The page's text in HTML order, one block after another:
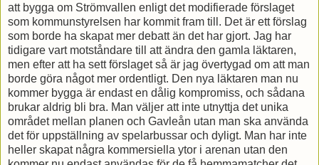
att bygga om Strömvallen enligt det modifierade förslaget
som kommunstyrelsen har kommit fram till. Det är ett förslag
som borde ha skapat mer debatt än det har gjort. Jag har
tidigare vart motståndare till att ändra den gamla läktaren,
men efter att ha sett förslaget så är jag övertygad om att man
borde göra något mer ordentligt. Den nya läktaren man nu
kommer bygga är endast en dålig kompromiss, och sådana
brukar aldrig bli bra. Man väljer att inte utnyttja det unika
området mellan planen och Gavleån utan man ska använda
det för uppställning av spelarbussar och dyligt. Man har inte
heller skapat några kommersiella ytor i arenan utan den